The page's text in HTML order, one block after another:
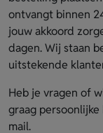
ontvangt binnen
jouw akkoord
dagen. Wij staan
uitstekende
Heb je vragen of
graag
mail.